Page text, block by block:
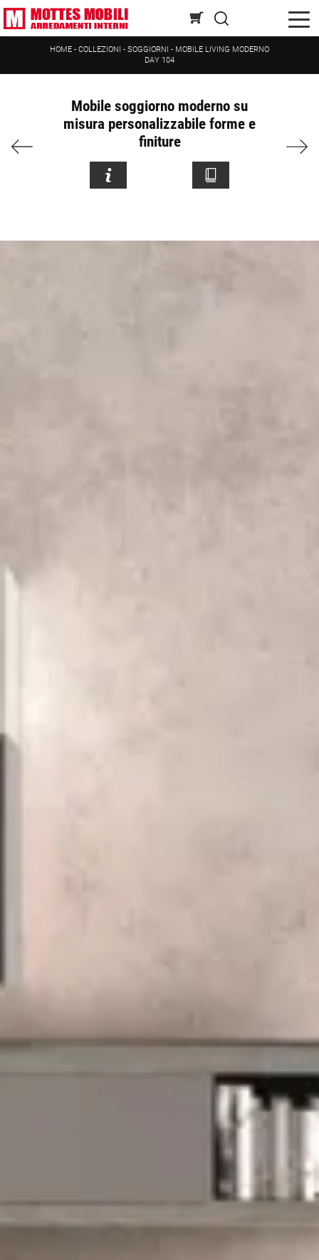
HOME - COLLEZIONI - SOGGIORNI - MOBILE LIVING MODERNO
DAY 104
Mobile soggiorno moderno su
misura personalizzabile forme e
finiture